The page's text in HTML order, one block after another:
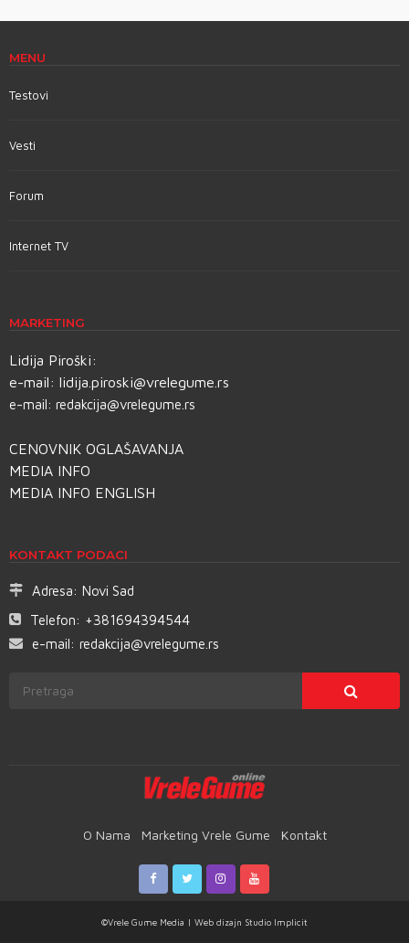
MENU
Testovi
Vesti
Forum
Internet TV
MARKETING
Lidija Piroški:
e-mail: lidija.piroski@vrelegume.rs
e-mail: redakcija@vrelegume.rs
CENOVNIK OGLAŠAVANJA
MEDIA INFO
MEDIA INFO ENGLISH
KONTAKT PODACI
Adresa: Novi Sad
Telefon: +381694394544
e-mail: redakcija@vrelegume.rs
O Nama Marketing Vrele Gume Kontakt
©Vrele Gume Media | Web dizajn Studio Implicit